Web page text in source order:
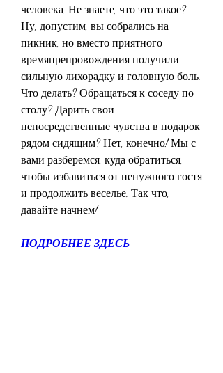
человека. Не знаете, что это такое?
Ну, допустим, вы собрались на
пикник, но вместо приятного
времяпрепровождения получили
сильную лихорадку и головную боль.
Что делать? Обращаться к соседу по
столу? Дарить свои
непосредственные чувства в подарок
рядом сидящим? Нет, конечно! Мы с
вами разберемся, куда обратиться,
чтобы избавиться от ненужного гостя
и продолжить веселье. Так что,
давайте начнем!
ПОДРОБНЕЕ ЗДЕСЬ